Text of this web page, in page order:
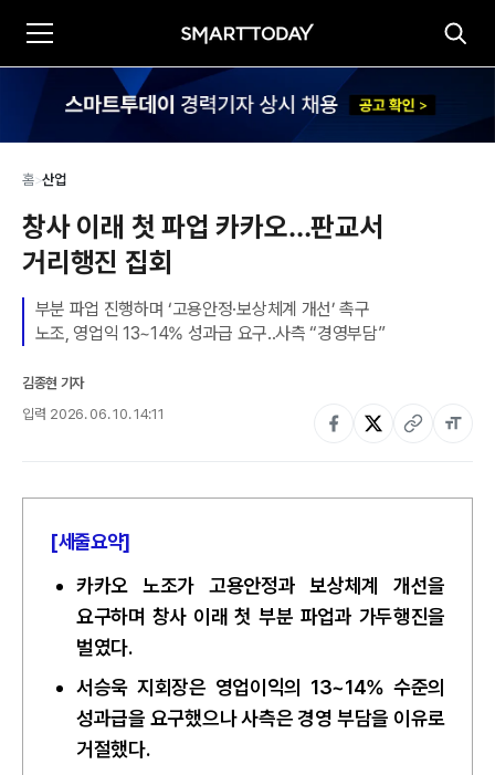
홈>산업
창사 이래 첫 파업 카카오…판교서
거리행진 집회
부분 파업 진행하며 ‘고용안정·보상체계 개선’ 촉구
노조, 영업익 13~14% 성과급 요구..사측 “경영부담”
김종현 기자
입력 2026. 06. 10. 14:11
[세줄요약]
카카오 노조가 고용안정과 보상체계 개선을
요구하며 창사 이래 첫 부분 파업과 가두행진을
벌였다.
서승욱 지회장은 영업이익의 13~14% 수준의
성과급을 요구했으나 사측은 경영 부담을 이유로
거절했다.